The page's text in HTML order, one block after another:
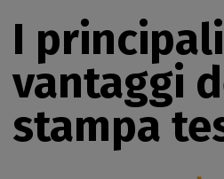
I principali
vantaggi
stampa